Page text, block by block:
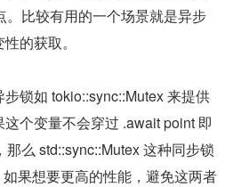
。比较有用的一个场景就是异步
的获取。
锁如 tokio::sync::Mutex 来提供
个变量不会穿过 .await point 即
么 std::sync::Mutex 这种同步锁
果想要更高的性能，避免这两者